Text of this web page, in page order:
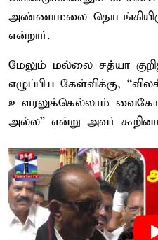
அண்ணாமலை
என்றார்.
மேலும் மல்லை சத்யா
எழுப்பிய கேள்விக்கு,
உளரலுக்கெல்லாம் வைகோ
அல்ல” என்று அவர்